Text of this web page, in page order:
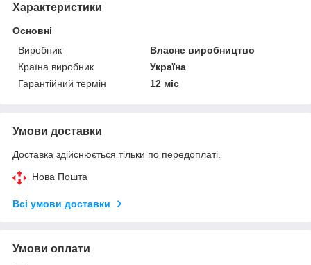
Характеристики
Основні
Виробник
Власне виробництво
Країна виробник
Україна
Гарантійний термін
12 міс
Умови доставки
Доставка здійснюється тільки по передоплаті.
Нова Пошта
Всі умови доставки
Умови оплати